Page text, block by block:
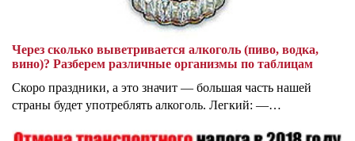
Через сколько выветривается алкоголь (пиво, водка,
вино)? Разберем различные организмы по таблицам
Скоро праздники, а это значит — большая часть нашей
страны будет употреблять алкоголь. Легкий: —…